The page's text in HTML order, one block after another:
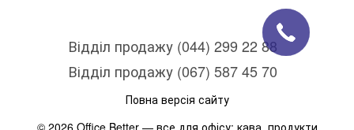
Відділ продажу (044) 299 22 88
Відділ продажу (067) 587 45 70
Повна версія сайту